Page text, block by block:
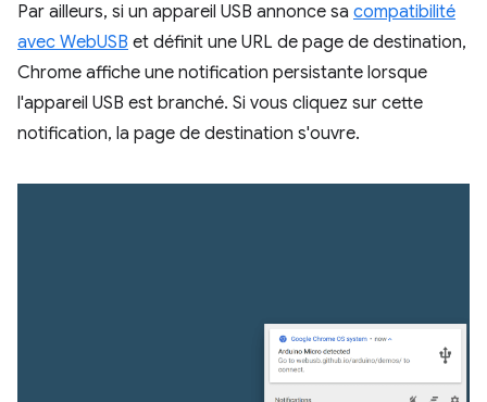
Par ailleurs, si un appareil USB annonce sa compatibilité
avec WebUSB et définit une URL de page de destination,
Chrome affiche une notification persistante lorsque
l'appareil USB est branché. Si vous cliquez sur cette
notification, la page de destination s'ouvre.